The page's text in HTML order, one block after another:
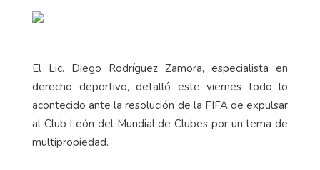
El Lic. Diego Rodríguez Zamora, especialista en
derecho deportivo, detalló este viernes todo lo
acontecido ante la resolución de la FIFA de expulsar
al Club León del Mundial de Clubes por un tema de
multipropiedad.